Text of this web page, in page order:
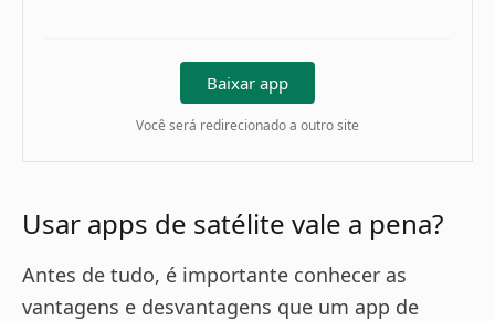
Baixar app
Você será redirecionado a outro site
Usar apps de satélite vale a pena?
Antes de tudo, é importante conhecer as
vantagens e desvantagens que um app de